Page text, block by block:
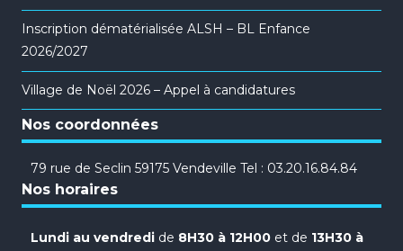
Inscription dématérialisée ALSH – BL Enfance
2026/2027
Village de Noël 2026 – Appel à candidatures
Nos coordonnées
79 rue de Seclin 59175 Vendeville Tel : 03.20.16.84.84
Nos horaires
Lundi au vendredi de 8H30 à 12H00 et de 13H30 à